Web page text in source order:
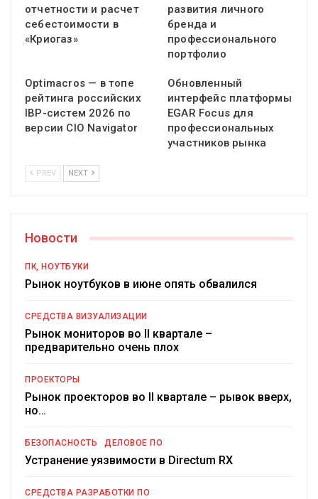
отчетности и расчет
себестоимости в
«Криогаз»
развития личного
бренда и
профессионального
портфолио
Optimacros — в топе
рейтинга российских
IBP-систем 2026 по
версии CIO Navigator
Обновленный
интерфейс платформы
EGAR Focus для
профессиональных
участников рынка
PREV NEXT
Новости
ПК, НОУТБУКИ
Рынок ноутбуков в июне опять обвалился
СРЕДСТВА ВИЗУАЛИЗАЦИИ
Рынок мониторов во II квартале –
предварительно очень плох
ПРОЕКТОРЫ
Рынок проекторов во II квартале – рывок вверх,
но…
БЕЗОПАСНОСТЬ ДЕЛОВОЕ ПО
Устранение уязвимости в Directum RX
СРЕДСТВА РАЗРАБОТКИ ПО